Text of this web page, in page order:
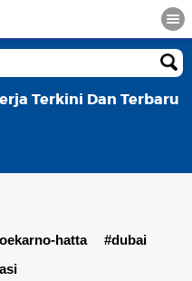
Terkini Dan Terbaru
hatta
#dubai